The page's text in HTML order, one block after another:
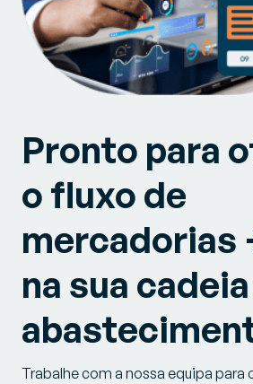
Pronto para
o fluxo de
mercadorias
na sua
Trabalhe com a nossa equipa para